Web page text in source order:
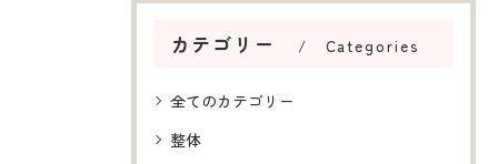
カテゴリー Categories
全てのカテゴリー
整体